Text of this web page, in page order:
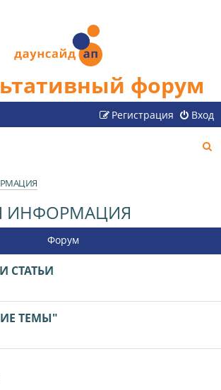
форум
Вход
Регистрация
ИНФОРМАЦИЯ
Форум
СТАТЬИ
ТЕМЫ"